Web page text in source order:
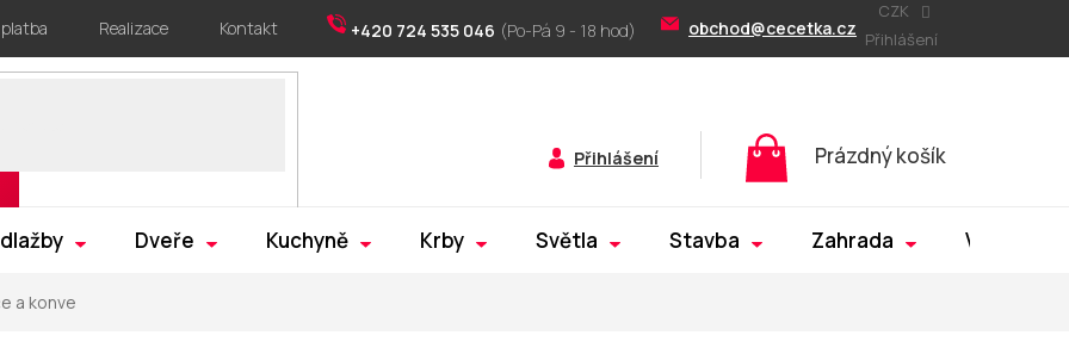
+420 724 535 046 obchod@cecetka.cz
Realizace Kontakt
CZK
Přihlášení
Přihlášení
Nákupní
košík
Prázdný košík
Dveře Kuchyně Krby Světla Stavba Zahrada Výprodej
a konve